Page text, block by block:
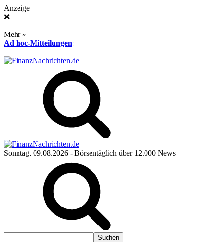
Anzeige
❌
Mehr »
Ad hoc-Mitteilungen:
Sonntag, 09.08.2026 - Börsentäglich über 12.000 News